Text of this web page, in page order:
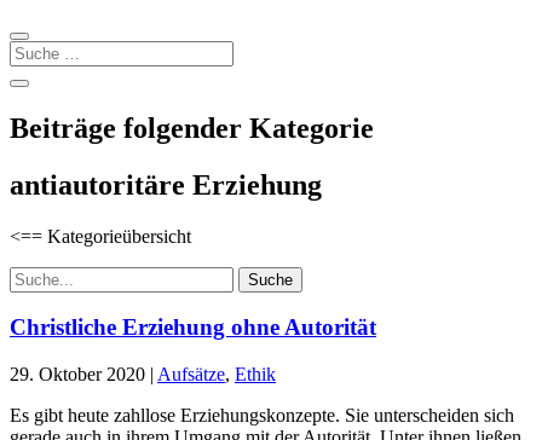
Beiträge folgender Kategorie
antiautoritäre Erziehung
<== Kategorieübersicht
Suchen
nach:
Christliche Erziehung ohne Autorität
29. Oktober 2020 | Aufsätze, Ethik
Es gibt heute zahllose Erziehungskonzepte. Sie unterscheiden sich